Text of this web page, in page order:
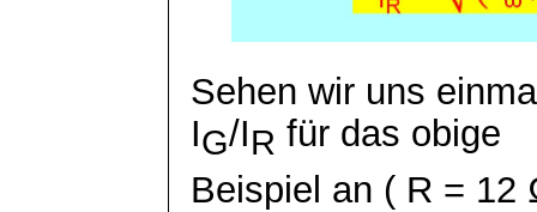
Sehen wir uns
IG/IR für das obige
Beispiel an ( R = 12